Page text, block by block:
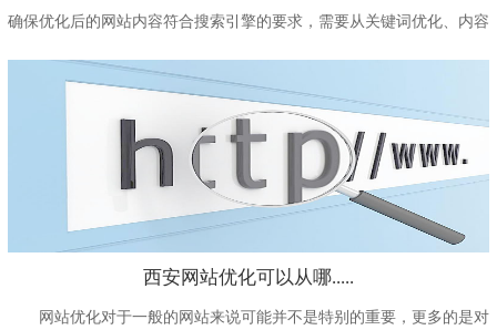
确保优化后的网站内容符合搜索引擎的要求，需要从关键词优化、内容
西安网站优化可以从哪.....
网站优化对于一般的网站来说可能并不是特别的重要，更多的是对